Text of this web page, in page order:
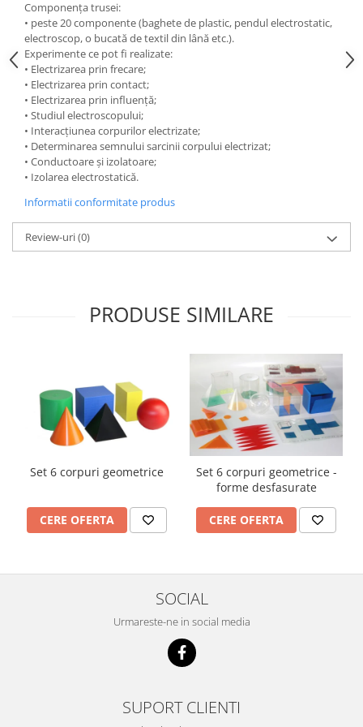
Accesorii
Panouri Afisare
Table magnetice din sticla
Componenţa trusei:
• peste 20 componente (baghete de plastic, pendul electrostatic,
electroscop, o bucată de textil din lână etc.).
Experimente ce pot fi realizate:
• Electrizarea prin frecare;
• Electrizarea prin contact;
• Electrizarea prin influenţă;
• Studiul electroscopului;
• Interacţiunea corpurilor electrizate;
• Determinarea semnului sarcinii corpului electrizat;
• Conductoare şi izolatoare;
• Izolarea electrostatică.
Informatii conformitate produs
Review-uri(0)
PRODUSE SIMILARE
Set 6 corpuri geometrice
CERE OFERTA
Set 6 corpuri geometrice -
forme desfasurate
CERE OFERTA
SOCIAL
Urmareste-ne in social media
SUPORT CLIENTI